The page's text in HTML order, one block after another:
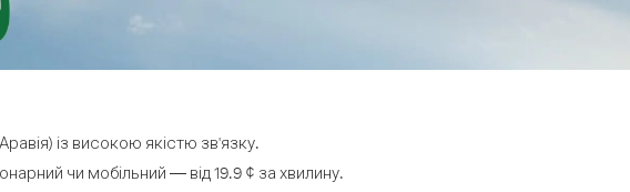
із високою якістю зв'язку.
чи мобільний — від 19.9 ¢ за хвилину.